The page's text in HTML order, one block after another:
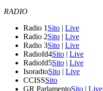
RADIO
Radio 1 Sito | Live
Radio 2Sito | Live
Radio 3Sito | Live
Radiofd4Sito | Live
Radiofd5Sito | Live
IsoradioSito | Live
CCISSSito
GR ParlamentoSito | Live